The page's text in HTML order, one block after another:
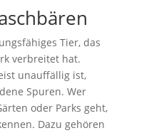
Tier, das
verbreitet hat.
unauffällig ist,
Spuren. Wer
oder Parks geht,
Dazu gehören